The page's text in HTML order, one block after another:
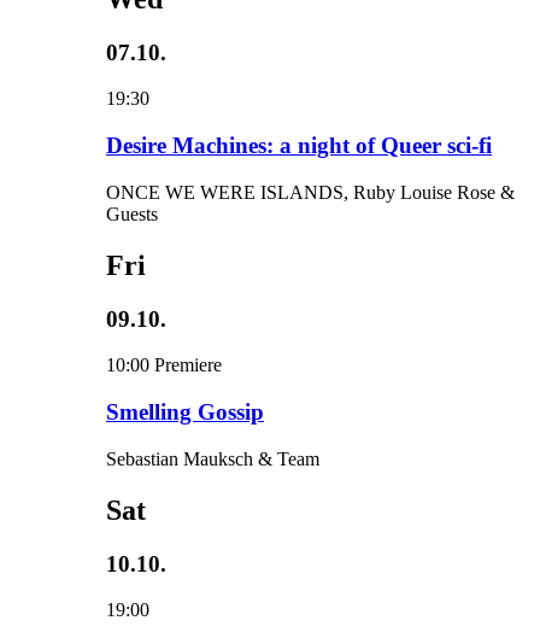
07.10.
19:30
Desire Machines: a night of Queer sci-fi
ONCE WE WERE ISLANDS, Ruby Louise Rose &
Guests
Fri
09.10.
10:00 Premiere
Smelling Gossip
Sebastian Mauksch & Team
Sat
10.10.
19:00